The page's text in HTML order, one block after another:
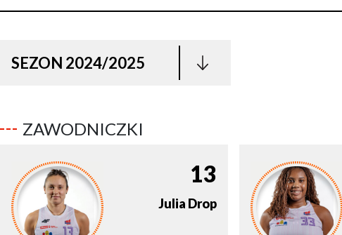
SEZON 2024/2025
ZAWODNICZKI
13
Julia Drop